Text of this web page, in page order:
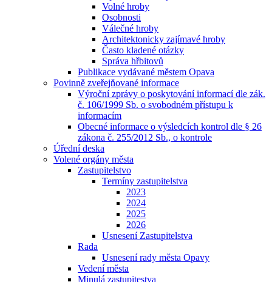
Volné hroby
Osobnosti
Válečné hroby
Architektonicky zajímavé hroby
Často kladené otázky
Správa hřbitovů
Publikace vydávané městem Opava
Povinně zveřejňované informace
Výroční zprávy o poskytování informací dle zák.
č. 106/1999 Sb. o svobodném přístupu k
informacím
Obecné informace o výsledcích kontrol dle § 26
zákona č. 255/2012 Sb., o kontrole
Úřední deska
Volené orgány města
Zastupitelstvo
Termíny zastupitelstva
2023
2024
2025
2026
Usnesení Zastupitelstva
Rada
Usnesení rady města Opavy
Vedení města
Minulá zastupitestva